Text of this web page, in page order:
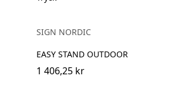
SIGN NORDIC
EASY STAND OUTDOOR
1 406,25 kr